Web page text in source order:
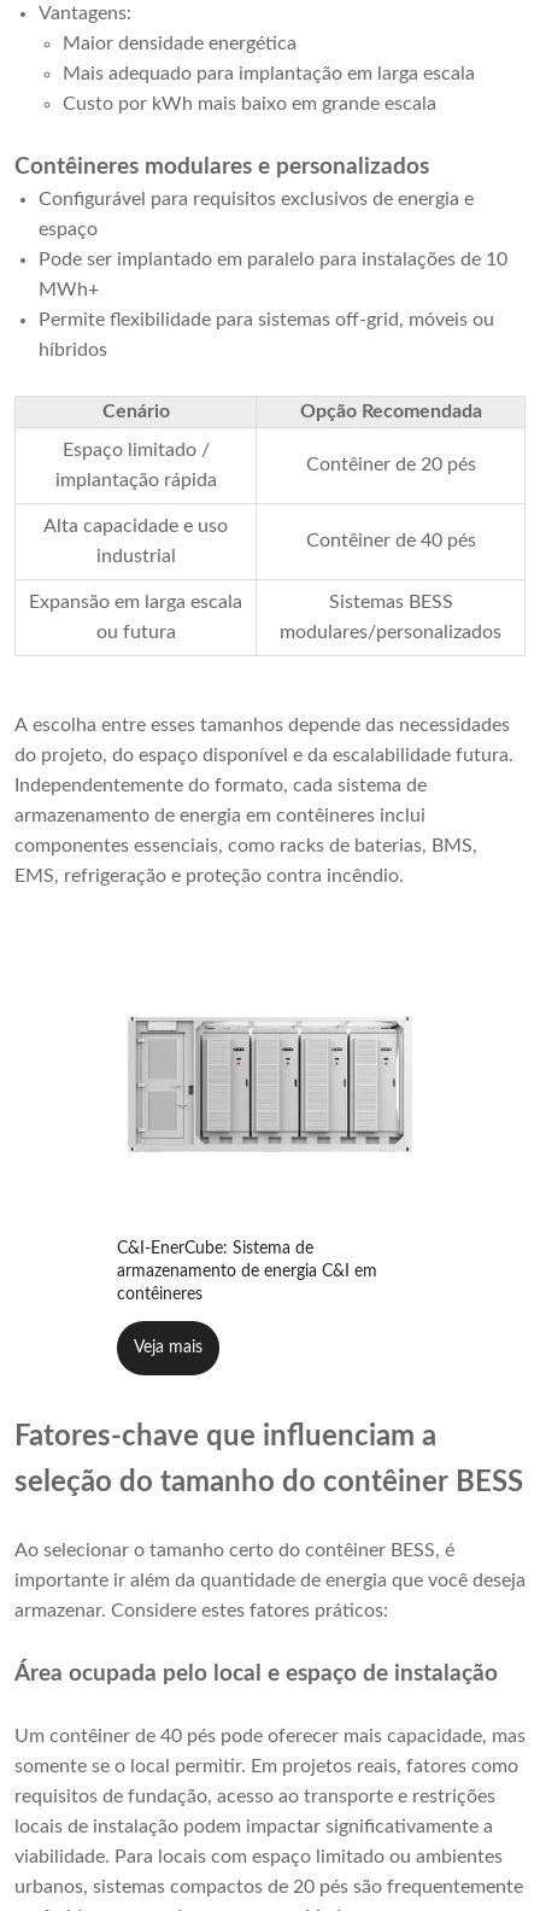
Vantagens:
Maior densidade energética
Mais adequado para implantação em larga escala
Custo por kWh mais baixo em grande escala
Contêineres modulares e personalizados
Configurável para requisitos exclusivos de energia e
espaço
Pode ser implantado em paralelo para instalações de 10
MWh+
Permite flexibilidade para sistemas off-grid, móveis ou
híbridos
Cenário
Opção Recomendada
Espaço limitado /
implantação rápida
Contêiner de 20 pés
Alta capacidade e uso
industrial
Contêiner de 40 pés
Expansão em larga escala
ou futura
Sistemas BESS
modulares/personalizados
A escolha entre esses tamanhos depende das necessidades
do projeto, do espaço disponível e da escalabilidade futura.
Independentemente do formato, cada sistema de
armazenamento de energia em contêineres inclui
componentes essenciais, como racks de baterias, BMS,
EMS, refrigeração e proteção contra incêndio.
C&I-EnerCube: Sistema de
armazenamento de energia C&I em
contêineres
Veja mais
Fatores-chave que influenciam a
seleção do tamanho do contêiner BESS
Ao selecionar o tamanho certo do contêiner BESS, é
importante ir além da quantidade de energia que você deseja
armazenar. Considere estes fatores práticos:
Área ocupada pelo local e espaço de instalação
Um contêiner de 40 pés pode oferecer mais capacidade, mas
somente se o local permitir. Em projetos reais, fatores como
requisitos de fundação, acesso ao transporte e restrições
locais de instalação podem impactar significativamente a
viabilidade. Para locais com espaço limitado ou ambientes
urbanos, sistemas compactos de 20 pés são frequentemente